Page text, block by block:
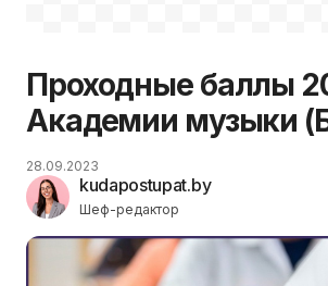
Проходные баллы
Академии музыки
kudapostupat.by
Шеф-редактор
28.09.2023